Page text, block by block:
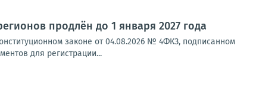
продлён до 1 января 2027 года
законе от 04.08.2026 № 4ФКЗ, подписанном
для регистрации...